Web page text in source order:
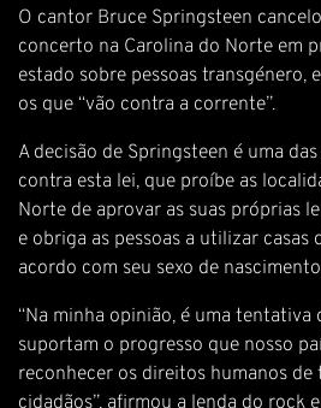
O cantor Bruce Springsteen
concerto na Carolina do Norte em
estado sobre pessoas transgénero,
os que “vão contra a corrente”.
A decisão de Springsteen é uma
contra esta lei, que proíbe as
Norte de aprovar as suas próprias
e obriga as pessoas a utilizar casas
acordo com seu sexo de
“Na minha opinião, é uma tentativa
suportam o progresso que nosso
reconhecer os direitos humanos de
cidadãos”, afirmou a lenda do rock